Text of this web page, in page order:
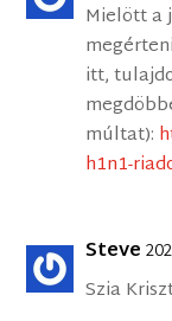
Mielött a
itt,
múltat):
h1n1-
Steve
Szia